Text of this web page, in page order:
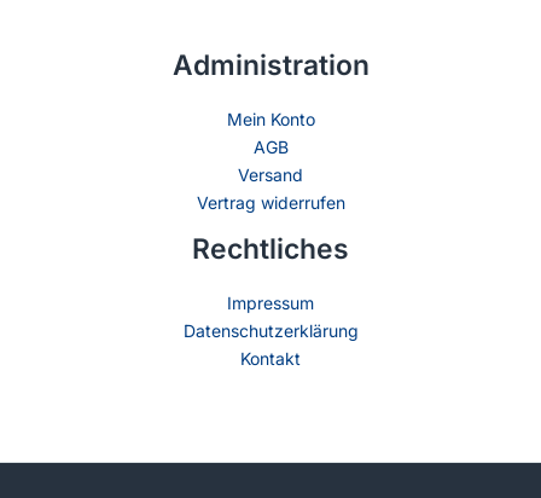
Administration
Mein Konto
AGB
Versand
Vertrag widerrufen
Rechtliches
Impressum
Datenschutzerklärung
Kontakt